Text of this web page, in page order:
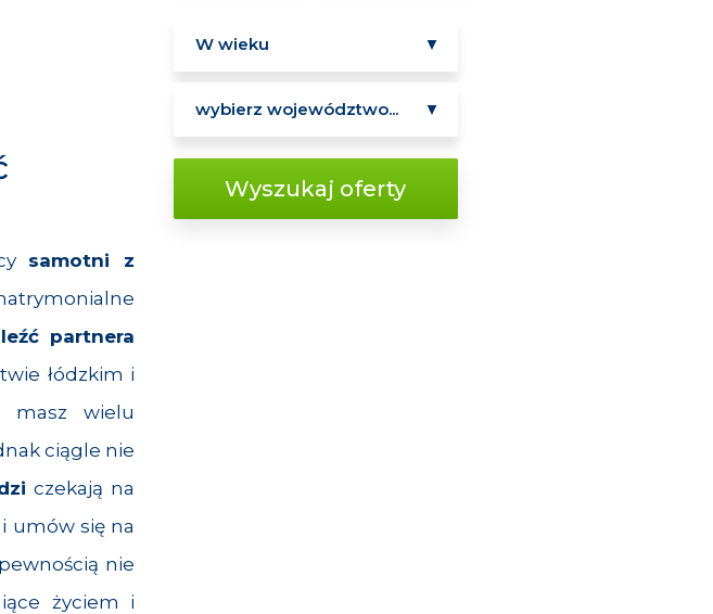
Wyszukaj oferty
samotni z
partnera
łódzkim i
masz wielu
ciągle nie
czekają na
i umów się na
nie
życiem i